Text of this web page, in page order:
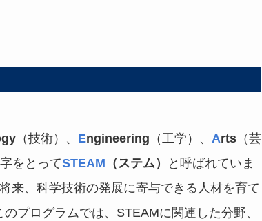
（技術）、 Engineering （工学）、 Arts （芸
をとってSTEAM （ステム）
と呼ばれていま
来、科学技術の発展に寄与できる人材を育て
プログラムでは、STEAMに関連した分野、